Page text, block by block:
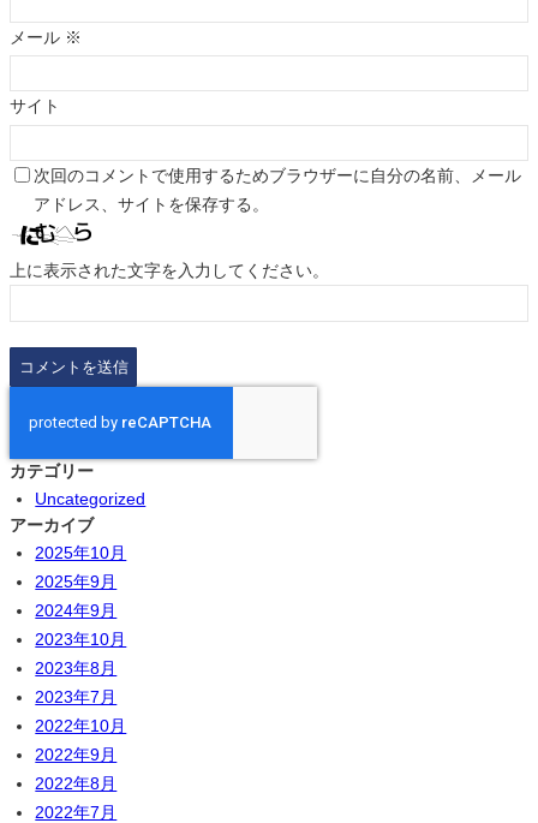
メール ※
サイト
次回のコメントで使用するためブラウザーに自分の名前、メール
アドレス、サイトを保存する。
上に表示された文字を入力してください。
カテゴリー
Uncategorized
アーカイブ
2025年10月
2025年9月
2024年9月
2023年10月
2023年8月
2023年7月
2022年10月
2022年9月
2022年8月
2022年7月